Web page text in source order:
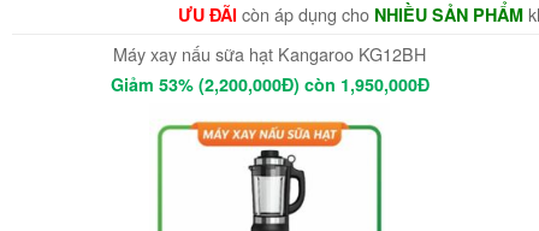
ƯU ĐÃI còn áp dụng cho NHIỀU SẢN PHẨM
Máy xay nấu sữa hạt Kangaroo KG12BH
Giảm 53% (2,200,000Đ) còn 1,950,000Đ